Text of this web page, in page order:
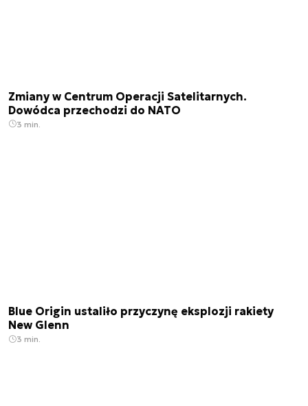
Zmiany w Centrum Operacji Satelitarnych.
Dowódca przechodzi do NATO
3 min.
Blue Origin ustaliło przyczynę eksplozji rakiety
New Glenn
3 min.